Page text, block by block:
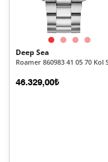
Deep Sea
Roamer 860983 41 05 70 Kol
46.329,00₺